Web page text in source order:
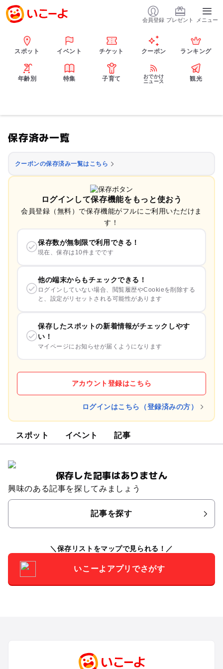
会員登録 プレゼント メニュー
スポット イベント チケット クーポン ランキング
年齢別 特集 子育て
おでかけ
ニュース
観光
保存済み一覧
クーポンの保存済み一覧はこちら
ログインして保存機能をもっと使おう
会員登録（無料）で保存機能がフルにご利用いただけま
す！
保存数が無制限で利用できる！
現在、保存は10件までです
他の端末からもチェックできる！
ログインしていない場合、閲覧履歴やCookieを削除する
と、設定がリセットされる可能性があります
保存したスポットの新着情報がチェックしやす
い！
マイページにお知らせが届くようになります
アカウント登録はこちら
ログインはこちら（登録済みの方）
スポット イベント 記事
保存した記事はありません
興味のある記事を探してみましょう
記事を探す
保存リストをマップで見られる！
いこーよアプリでさがす